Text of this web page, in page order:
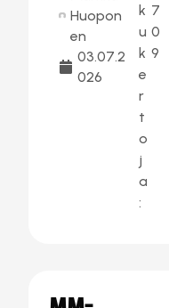
Huopon
en
03.07.2
026
k
u
k
e
r
t
o
j
a
:
7
0
9